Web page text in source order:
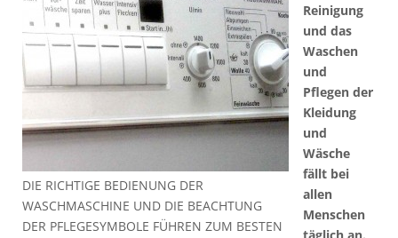
DIE RICHTIGE BEDIENUNG DER
WASCHMASCHINE UND DIE BEACHTUNG
DER PFLEGESYMBOLE FÜHREN ZUM BESTEN
Reinigung
und das
Waschen
und
Pflegen der
Kleidung
und
Wäsche
fällt bei
allen
Menschen